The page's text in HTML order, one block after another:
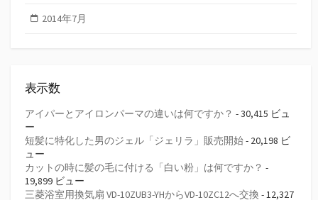
2014年7月
表示数
アイパーとアイロンパーマの違いは何ですか？ - 30,415 ビュ
ー
短髪に特化した男のジェル「ジェリラ」販売開始- 20,198 ビ
ュー
カットの時に髪の毛に付ける「白い粉」は何ですか？ -
19,899 ビュー
三菱浴室用換気扇 VD-10ZUB3-YHからVD-10ZC12へ交換 - 12,327